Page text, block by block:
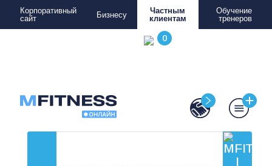
Корпоративный
сайт
Бизнесу
Частным
клиентам
Обучение
тренеров